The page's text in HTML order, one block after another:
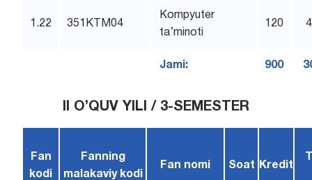
1.22 351KTM04
Kompyuter
ta’minoti
120 4
Jami: 900
II O’QUV YILI / 3-SEMESTER
Fan
kodi
Fanning
malakaviy kodi
Fan nomi Soat Kredit